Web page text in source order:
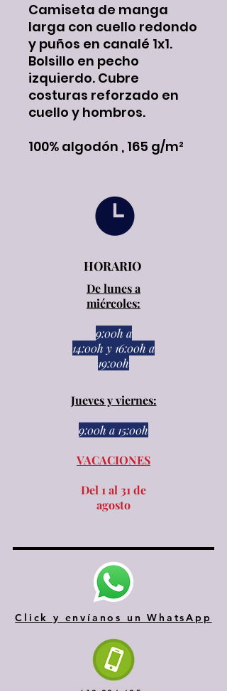
Camiseta de manga
larga con cuello redondo
y puños en canalé 1x1.
Bolsillo en pecho
izquierdo. Cubre
costuras reforzado en
cuello y hombros.
100% algodón , 165 g/m²
HORARIO
De lunes a
miércoles:
9:00h a
14:00h y 16:00h a
19:00h
Jueves y viernes:
9:00h a 15:00h​​
VACACIONES
Del 1 al 31 de
agosto
Click y envíanos un WhatsApp